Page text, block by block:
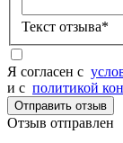
Текст отзыва*
Я согласен c
и с политикой
Отправить отзыв
Отзыв отправлен